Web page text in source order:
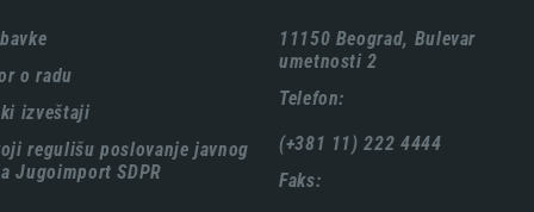
o radu
izveštaji
regulišu poslovanje javnog
Jugoimport SDPR
11150 Beograd, Bulevar
umetnosti 2
Telefon:
(+381 11) 222 4444
Faks: